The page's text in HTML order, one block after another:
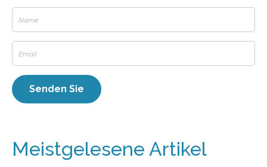
Meistgelesene Artikel